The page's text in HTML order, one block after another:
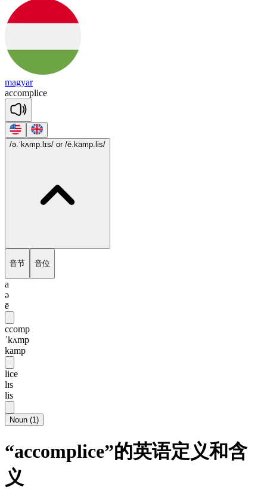
magyar
accomplice
/ə.ˈkʌmp.lɪs/ or /ē.kamp.lis/
音节 音位
a
ə
ē
ccomp
ˈkʌmp
kamp
lice
lɪs
lis
Noun (1)
“accomplice”的英语定义和含
义